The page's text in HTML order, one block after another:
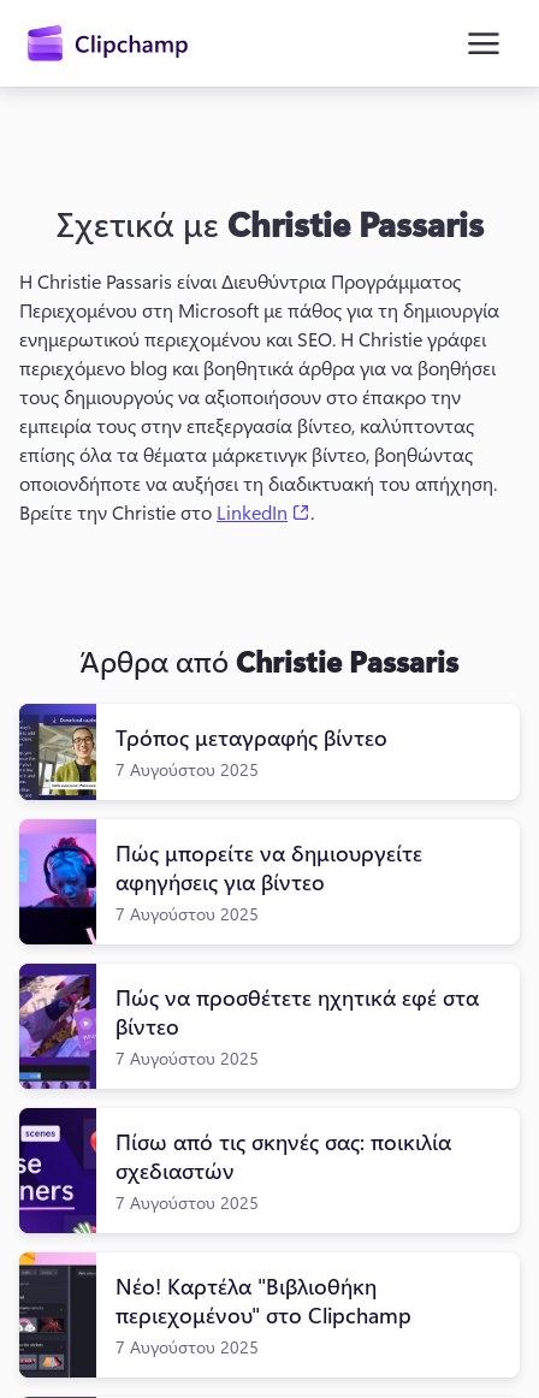
περιεχόμενο
Είσοδος
Δωρεάν δοκιμή
Σχετικά με Christie Passaris
Η Christie Passaris είναι Διευθύντρια Προγράμματος
Περιεχομένου στη Microsoft με πάθος για τη δημιουργία
ενημερωτικού περιεχομένου και SEO. Η Christie γράφει
περιεχόμενο blog και βοηθητικά άρθρα για να βοηθήσει
τους δημιουργούς να αξιοποιήσουν στο έπακρο την
εμπειρία τους στην επεξεργασία βίντεο, καλύπτοντας
επίσης όλα τα θέματα μάρκετινγκ βίντεο, βοηθώντας
Βρείτε την Christie στο LinkedIn .
Άρθρα απόChristie Passaris
Τρόπος μεταγραφής βίντεο
7 Αυγούστου 2025
Πώς μπορείτε να δημιουργείτε
αφηγήσεις για βίντεο
7 Αυγούστου 2025
Πώς να προσθέτετε ηχητικά εφέ στα
βίντεο
7 Αυγούστου 2025
Πίσω από τις σκηνές σας: ποικιλία
σχεδιαστών
7 Αυγούστου 2025
Νέο! Καρτέλα "Βιβλιοθήκη
περιεχομένου" στο Clipchamp
7 Αυγούστου 2025